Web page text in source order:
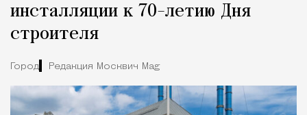
инсталляции к 70-летию Дня
строителя
Город Редакция Москвич Mag